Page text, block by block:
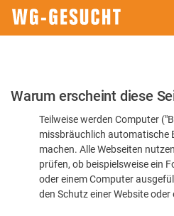
Bitte
dass
Warum erscheint diese
Teilweise werden Computer
missbräuchlich automatische
machen. Alle Webseiten
prüfen, ob beispielsweise ein
oder einem Computer
den Schutz einer Website